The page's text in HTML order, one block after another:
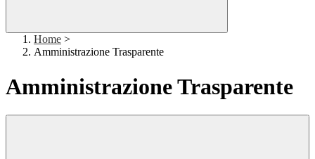
Home >
Amministrazione Trasparente
Amministrazione Trasparente